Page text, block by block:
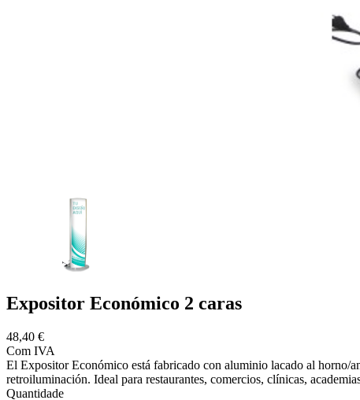
Expositor Económico 2 caras
48,40 €
Com IVA
El Expositor Económico está fabricado con aluminio lacado al horno/
retroiluminación. Ideal para restaurantes, comercios, clínicas,
Quantidade